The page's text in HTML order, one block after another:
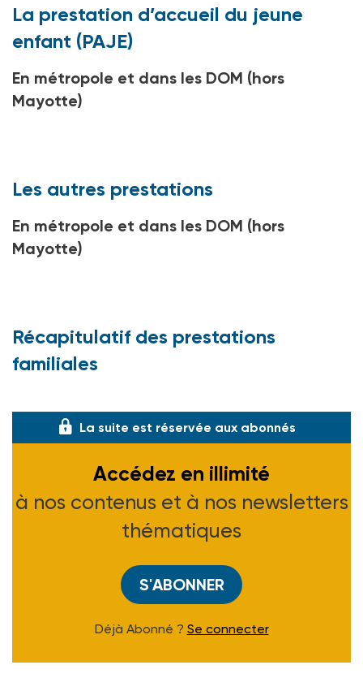
La prestation d’accueil du jeune
enfant (PAJE)
En métropole et dans les DOM (hors
Mayotte)
Les autres prestations
En métropole et dans les DOM (hors
Mayotte)
Récapitulatif des prestations
familiales
La suite est réservée aux abonnés
Accédez en illimité
à nos contenus et à nos newsletters
thématiques
S'ABONNER
Déjà Abonné ? Se connecter